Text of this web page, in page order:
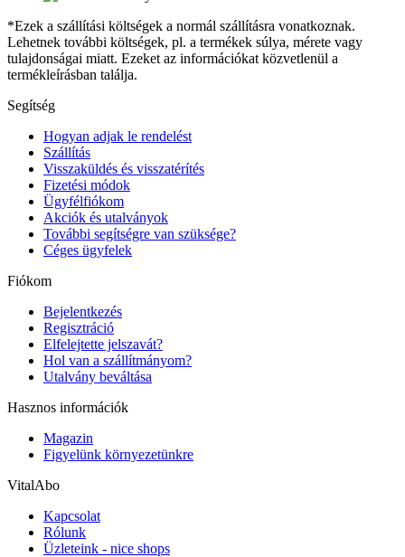
*Ezek a szállítási költségek a normál szállításra vonatkoznak.
Lehetnek további költségek, pl. a termékek súlya, mérete vagy
tulajdonságai miatt. Ezeket az információkat közvetlenül a
termékleírásban találja.
Segítség
Hogyan adjak le rendelést
Szállítás
Visszaküldés és visszatérítés
Fizetési módok
Ügyfélfiókom
Akciók és utalványok
További segítségre van szüksége?
Céges ügyfelek
Fiókom
Bejelentkezés
Regisztráció
Elfelejtette jelszavát?
Hol van a szállítmányom?
Utalvány beváltása
Hasznos információk
Magazin
Figyelünk környezetünkre
VitalAbo
Kapcsolat
Rólunk
Üzleteink - nice shops